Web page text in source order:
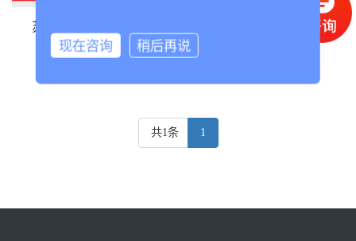
苏州提供止滑叠膜购买
共1条 1
现在咨询 稍后再说